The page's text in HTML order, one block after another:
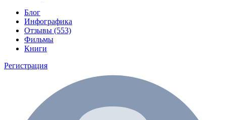
Блог
Инфографика
Отзывы (553)
Фильмы
Книги
Регистрация